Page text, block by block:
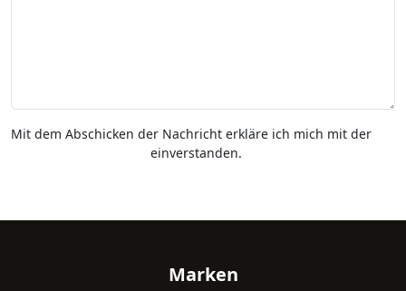
Mit dem Abschicken der Nachricht erkläre ich mich mit der
einverstanden.
Marken